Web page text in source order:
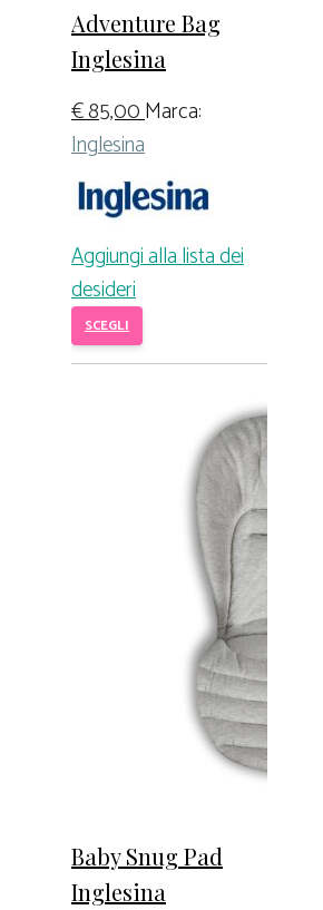
Adventure Bag
Inglesina
€85,00Marca:
Inglesina
Aggiungi alla lista dei
desideri
SCEGLI
Baby Snug Pad
Inglesina